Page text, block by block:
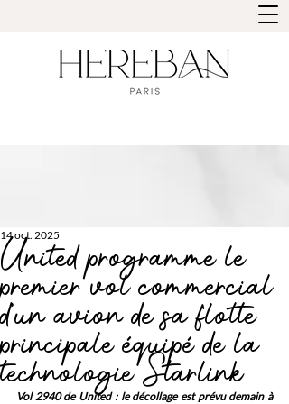
United programme le
premier vol commercial
d’un avion de sa flotte
principale équipé de la
technologie Starlink
14 oct. 2025
Vol 2940 de United : le décollage est prévu demain à